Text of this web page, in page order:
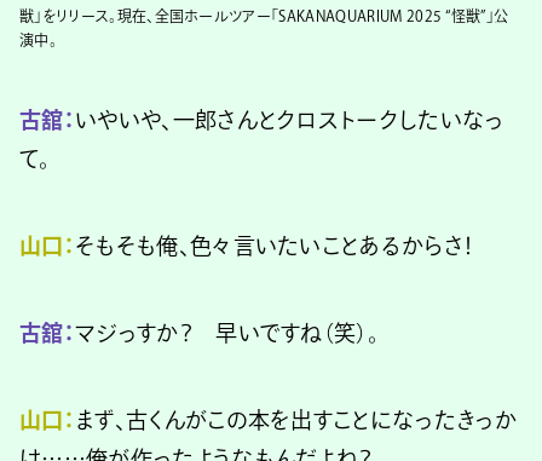
獣」をリリース。現在、全国ホールツアー「SAKANAQUARIUM 2025 “怪獣”」公
演中。
古舘： いやいや、一郎さんとクロストークしたいなっ
て。
山口： そもそも俺、色々言いたいことあるからさ！
古舘：マジっすか？ 早いですね（笑）。
山口： まず、古くんがこの本を出すことになったきっか